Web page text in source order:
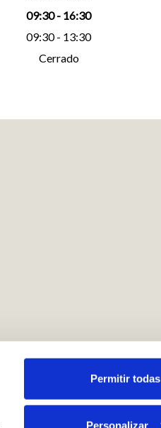
Permitir todas
Personalizar
09:30 - 16:30
09:30 - 13:30
Cerrado